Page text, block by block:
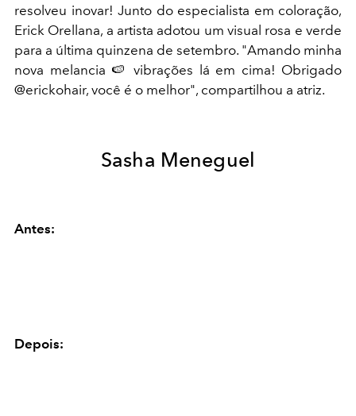
resolveu inovar! Junto do especialista em coloração,
Erick Orellana, a artista adotou um visual rosa e verde
para a última quinzena de setembro. "Amando minha
nova melancia 🍉 vibrações lá em cima! Obrigado
@erickohair, você é o melhor", compartilhou a atriz.
Sasha Meneguel
Antes:
Depois: